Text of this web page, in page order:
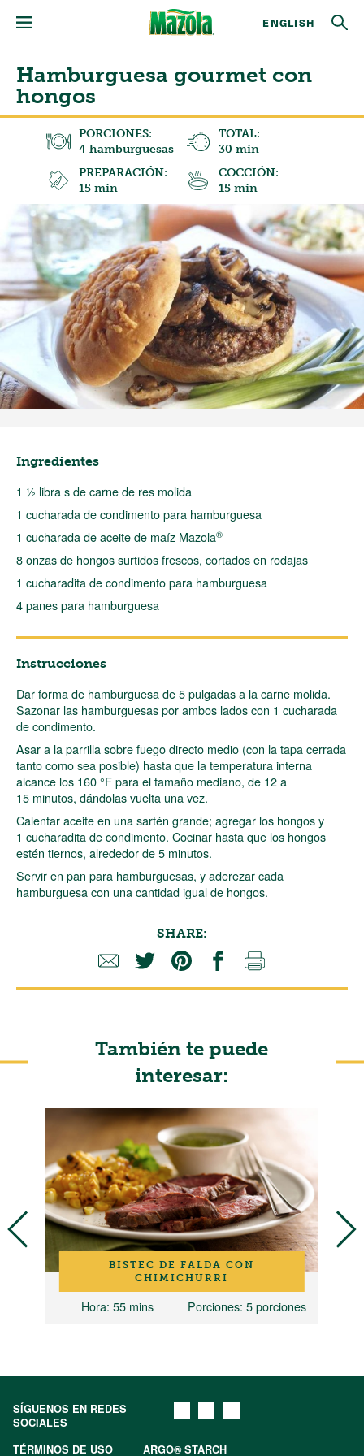
ENGLISH
Hamburguesa gourmet con
hongos
PORCIONES:
4 hamburguesas
TOTAL:
30 min
PREPARACIÓN:
15 min
COCCIÓN:
15 min
Ingredientes
1 ½ libra s de carne de res molida
1 cucharada de condimento para hamburguesa
1 cucharada de aceite de maíz Mazola®
8 onzas de hongos surtidos frescos, cortados en rodajas
1 cucharadita de condimento para hamburguesa
4 panes para hamburguesa
Instrucciones
Dar forma de hamburguesa de 5 pulgadas a la carne molida.
Sazonar las hamburguesas por ambos lados con 1 cucharada
de condimento.
Asar a la parrilla sobre fuego directo medio (con la tapa cerrada
tanto como sea posible) hasta que la temperatura interna
alcance los 160 °F para el tamaño mediano, de 12 a
15 minutos, dándolas vuelta una vez.
Calentar aceite en una sartén grande; agregar los hongos y
1 cucharadita de condimento. Cocinar hasta que los hongos
estén tiernos, alrededor de 5 minutos.
Servir en pan para hamburguesas, y aderezar cada
hamburguesa con una cantidad igual de hongos.
SHARE:
También te puede
interesar:
BISTEC DE FALDA CON
CHIMICHURRI
Hora: 55 mins Porciones: 5 porciones
SÍGUENOS EN REDES
SOCIALES
TÉRMINOS DE USO
ARGO® STARCH